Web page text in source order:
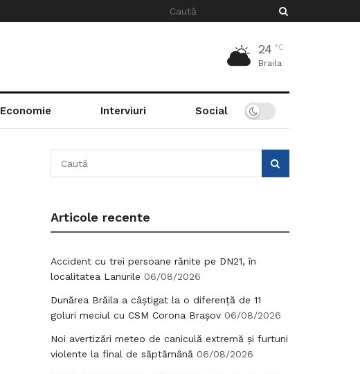
24 °C
Braila
Economie Interviuri Social
Articole recente
Accident cu trei persoane rănite pe DN21, în
localitatea Lanurile 06/08/2026
Dunărea Brăila a câștigat la o diferență de 11
goluri meciul cu CSM Corona Brașov 06/08/2026
Noi avertizări meteo de caniculă extremă și furtuni
violente la final de săptămână 06/08/2026